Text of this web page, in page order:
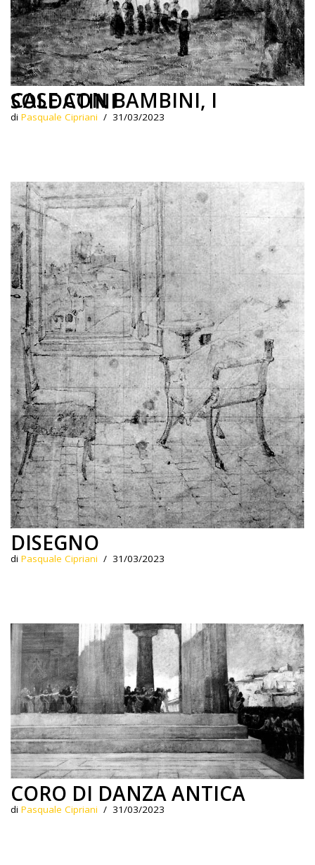
CASE CON BAMBINI, I SOLDATINI
di Pasquale Cipriani 31/03/2023
DISEGNO
di Pasquale Cipriani 31/03/2023
CORO DI DANZA ANTICA
di Pasquale Cipriani 31/03/2023